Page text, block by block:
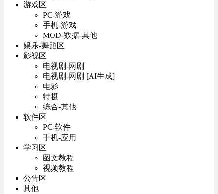
游戏区
PC-游戏
手机-游戏
MOD-数据-其他
娱乐-舞蹈区
影视区
电视剧-网剧
电视剧-网剧 [AI生成]
电影
特摄
综合-其他
软件区
PC-软件
手机-应用
学习区
图文教程
视频教程
公告区
其他